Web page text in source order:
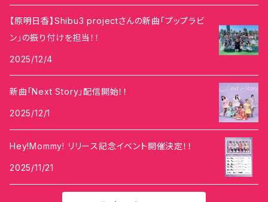
【原明日香】Shibu3 projectさんの新曲「プップラビ
ン」の振り付けを担当！！
2025/12/4
新曲「Next Story」配信開始！！
2025/12/1
Hey!Mommy! リリース記念イベント開催決定！！
2025/11/21